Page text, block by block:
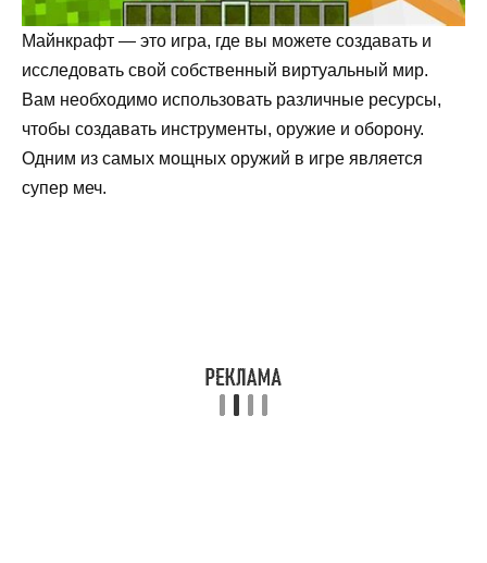
Майнкрафт — это игра, где вы можете создавать и
исследовать свой собственный виртуальный мир.
Вам необходимо использовать различные ресурсы,
чтобы создавать инструменты, оружие и оборону.
Одним из самых мощных оружий в игре является
супер меч.